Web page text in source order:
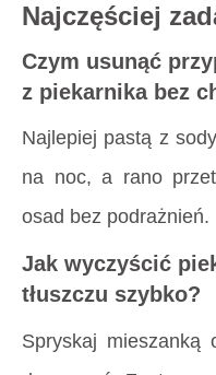
Najczęściej
Czym usunąć
z piekarnika bez
Najlepiej pastą z
na noc, a rano
osad bez podrażnień.
Jak wyczyścić
tłuszczu szybko?
Spryskaj mieszanką